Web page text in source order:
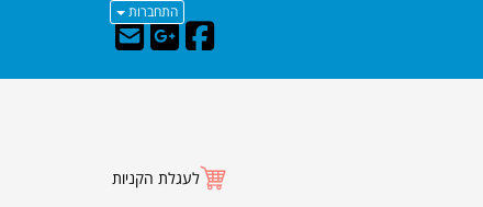
התחברות
לעגלת הקניות